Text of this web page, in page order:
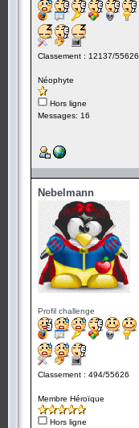
Classement : 12137/55626
Néophyte
Hors ligne
Messages: 16
Nebelmann
Profil challenge
Classement : 494/55626
Membre Héroïque
Hors ligne